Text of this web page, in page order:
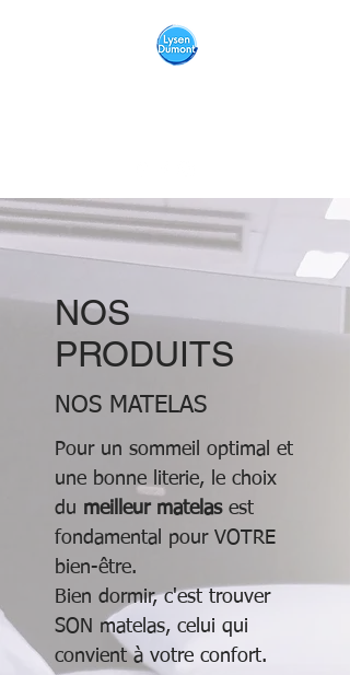
NOS
PRODUITS
NOS MATELAS
Pour un sommeil optimal et
une bonne literie, le choix
du meilleur matelasest
fondamental pour VOTRE
bien-être.
Bien dormir, c'est trouver
SON matelas, celui qui
convient à votre confort.